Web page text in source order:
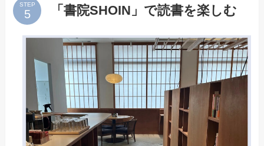
STEP 「書院SHOIN」で読書を楽しむ